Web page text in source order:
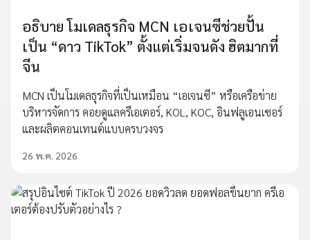
อธิบาย โมเดลธุรกิจ MCN เอเจนซีช่วยปั้น
เป็น “ดาว TikTok” ตั้งแต่เริ่มจนดัง ฮิตมากที่
จีน
MCN เป็นโมเดลธุรกิจที่เป็นเหมือน “เอเจนซี” หรือเครือข่าย
บริหารจัดการ คอยดูแลครีเอเตอร์, KOL, KOC, อินฟลูเอนเซอร์
และผลิตคอนเทนต์แบบครบวงจร
26 พ.ค. 2026